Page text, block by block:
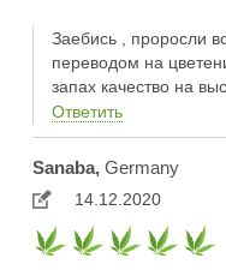
Заебись , проросли
переводом на
запах качество на
Ответить
Sanaba,Germany
14.12.2020